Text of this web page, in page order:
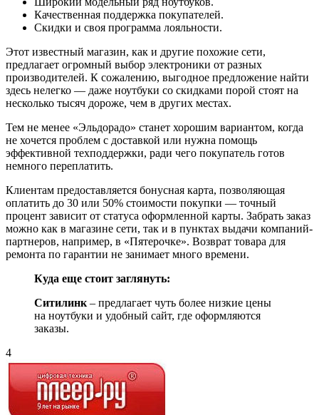
Качественная поддержка покупателей.
Скидки и своя программа лояльности.
Этот известный магазин, как и другие похожие сети,
предлагает огромный выбор электроники от разных
производителей. К сожалению, выгодное предложение найти
здесь нелегко — даже ноутбуки со скидками порой стоят на
несколько тысяч дороже, чем в других местах.
Тем не менее «Эльдорадо» станет хорошим вариантом, когда
не хочется проблем с доставкой или нужна помощь
эффективной техподдержки, ради чего покупатель готов
немного переплатить.
Клиентам предоставляется бонусная карта, позволяющая
оплатить до 30 или 50% стоимости покупки — точный
процент зависит от статуса оформленной карты. Забрать заказ
можно как в магазине сети, так и в пунктах выдачи компаний-
партнеров, например, в «Пятерочке». Возврат товара для
ремонта по гарантии не занимает много времени.
Куда еще стоит заглянуть:
Ситилинк – предлагает чуть более низкие цены
на ноутбуки и удобный сайт, где оформляются
заказы.
4